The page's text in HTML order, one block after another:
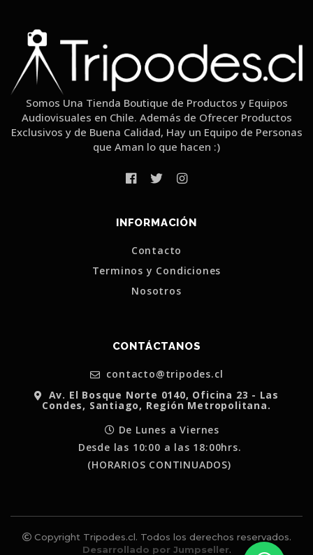
Somos Una Tienda Boutique de Productos y Equipos
Audiovisuales en Chile. Además de Ofrecer Productos
Exclusivos y de Buena Calidad, Hay un Equipo de Personas
que Aman lo que hacen :)
INFORMACIÓN
Contacto
Terminos y Condiciones
Nosotros
CONTÁCTANOS
contacto@tripodes.cl
Av. El Bosque Norte 0140, Oficina 23 - Las
Condes, Santiago, Región Metropolitana.
De Lunes a Viernes
Desde las 10:00 a las 18:00hrs.
(HORARIOS CONTINUADOS)
Copyright Tripodes.cl. Todos los derechos reservados.
Desarrollado por Jumpseller.